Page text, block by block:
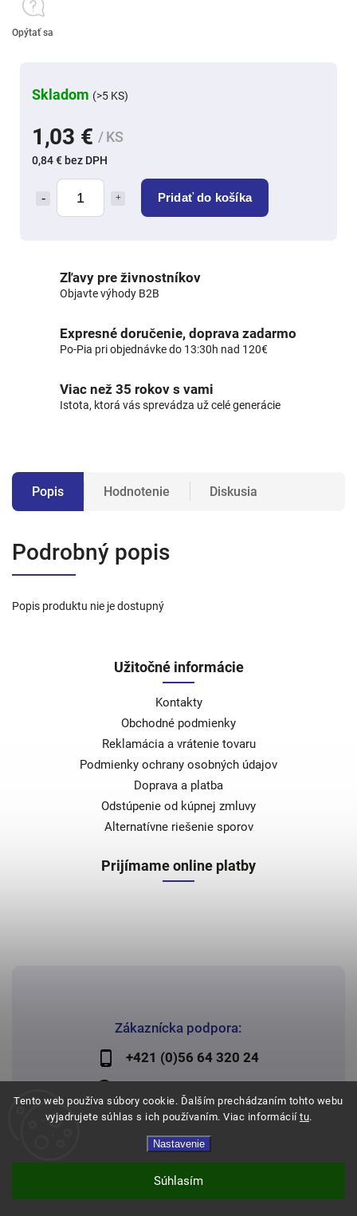
Tento web používa súbory cookie. Ďalším prechádzaním tohto webu
vyjadrujete súhlas s ich používaním. Viac informácií tu.
Nastavenie
Súhlasím
1,03 € / KS
0,84 € bez DPH
Pridať do košíka
Skladom (>5 KS)
Opýtať sa
Zľavy pre živnostníkov
Objavte výhody B2B
Expresné doručenie, doprava zadarmo
Po-Pia pri objednávke do 13:30h nad 120€
Viac než 35 rokov s vami
Istota, ktorá vás sprevádza už celé generácie
Popis Hodnotenie Diskusia
Podrobný popis
Popis produktu nie je dostupný
Zákaznícka podpora:
+421 (0)56 64 320 24
Užitočné informácie
Kontakty
Obchodné podmienky
Reklamácia a vrátenie tovaru
Podmienky ochrany osobných údajov
Doprava a platba
Odstúpenie od kúpnej zmluvy
Alternatívne riešenie sporov
Prijímame online platby
Copyright 2026Papier Lechman. Všetky práva vyhradené.
Shoptet | Design